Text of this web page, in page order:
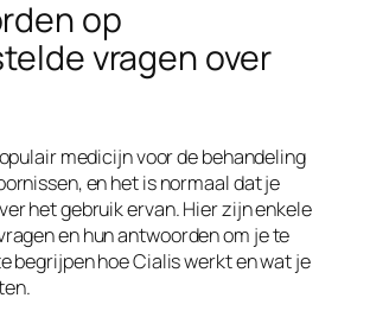
op
vragen over
medicijn voor de behandeling
en het is normaal dat je
het gebruik ervan. Hier zijn enkele
en hun antwoorden om je te
begrijpen hoe Cialis werkt en wat je